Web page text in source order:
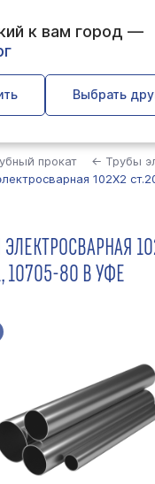
к вам город —
Выбрать
прокат
← Трубы
102Х2
ЭЛЕКТРОСВАРНАЯ
10705-80 В УФЕ